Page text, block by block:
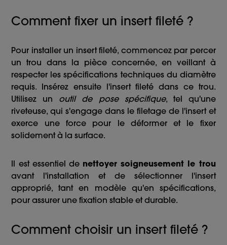
Comment fixer un insert fileté ?
Pour installer un insert fileté, commencez par percer
un trou dans la pièce concernée, en veillant à
respecter les spécifications techniques du diamètre
requis. Insérez ensuite l'insert fileté dans ce trou.
Utilisez un outil de pose spécifique, tel qu'une
riveteuse, qui s'engage dans le filetage de l'insert et
exerce une force pour le déformer et le fixer
solidement à la surface.
Il est essentiel de nettoyer soigneusement le trou
avant l'installation et de sélectionner l'insert
approprié, tant en modèle qu'en spécifications,
pour assurer une fixation stable et durable.
Comment choisir un insert fileté ?